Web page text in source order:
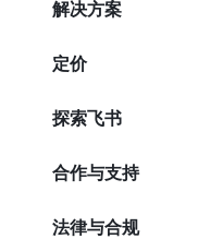
解决方案
定价
探索飞书
合作与支持
法律与合规